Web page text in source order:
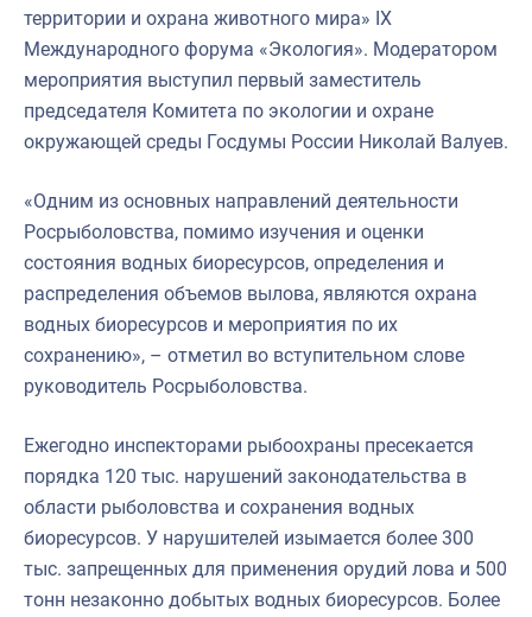
территории и охрана животного мира» IX
Международного форума «Экология». Модератором
мероприятия выступил первый заместитель
председателя Комитета по экологии и охране
окружающей среды Госдумы России Николай Валуев.
«Одним из основных направлений деятельности
Росрыболовства, помимо изучения и оценки
состояния водных биоресурсов, определения и
распределения объемов вылова, являются охрана
водных биоресурсов и мероприятия по их
сохранению», – отметил во вступительном слове
руководитель Росрыболовства.
Ежегодно инспекторами рыбоохраны пресекается
порядка 120 тыс. нарушений законодательства в
области рыболовства и сохранения водных
биоресурсов. У нарушителей изымается более 300
тыс. запрещенных для применения орудий лова и 500
тонн незаконно добытых водных биоресурсов. Более